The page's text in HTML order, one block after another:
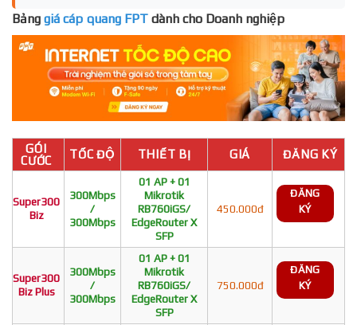
Bảng giá cáp quang FPT dành cho Doanh nghiệp
GÓI
CƯỚC
TỐC ĐỘ THIẾT BỊ GIÁ ĐĂNG KÝ
Super300
Biz
300Mbps
/
300Mbps
01 AP + 01
Mikrotik
RB760iGS/
EdgeRouter X
SFP
450.000đ
ĐĂNG
KÝ
Super300
Biz Plus
300Mbps
/
300Mbps
01 AP + 01
Mikrotik
RB760iGS/
EdgeRouter X
SFP
750.000đ
ĐĂNG
KÝ